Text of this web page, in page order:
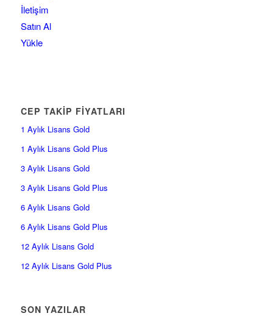
İletişim
Satın Al
Yükle
CEP TAKİP FİYATLARI
1 Aylık Lisans Gold
1 Aylık Lisans Gold Plus
3 Aylık Lisans Gold
3 Aylık Lisans Gold Plus
6 Aylık Lisans Gold
6 Aylık Lisans Gold Plus
12 Aylık Lisans Gold
12 Aylık Lisans Gold Plus
SON YAZILAR